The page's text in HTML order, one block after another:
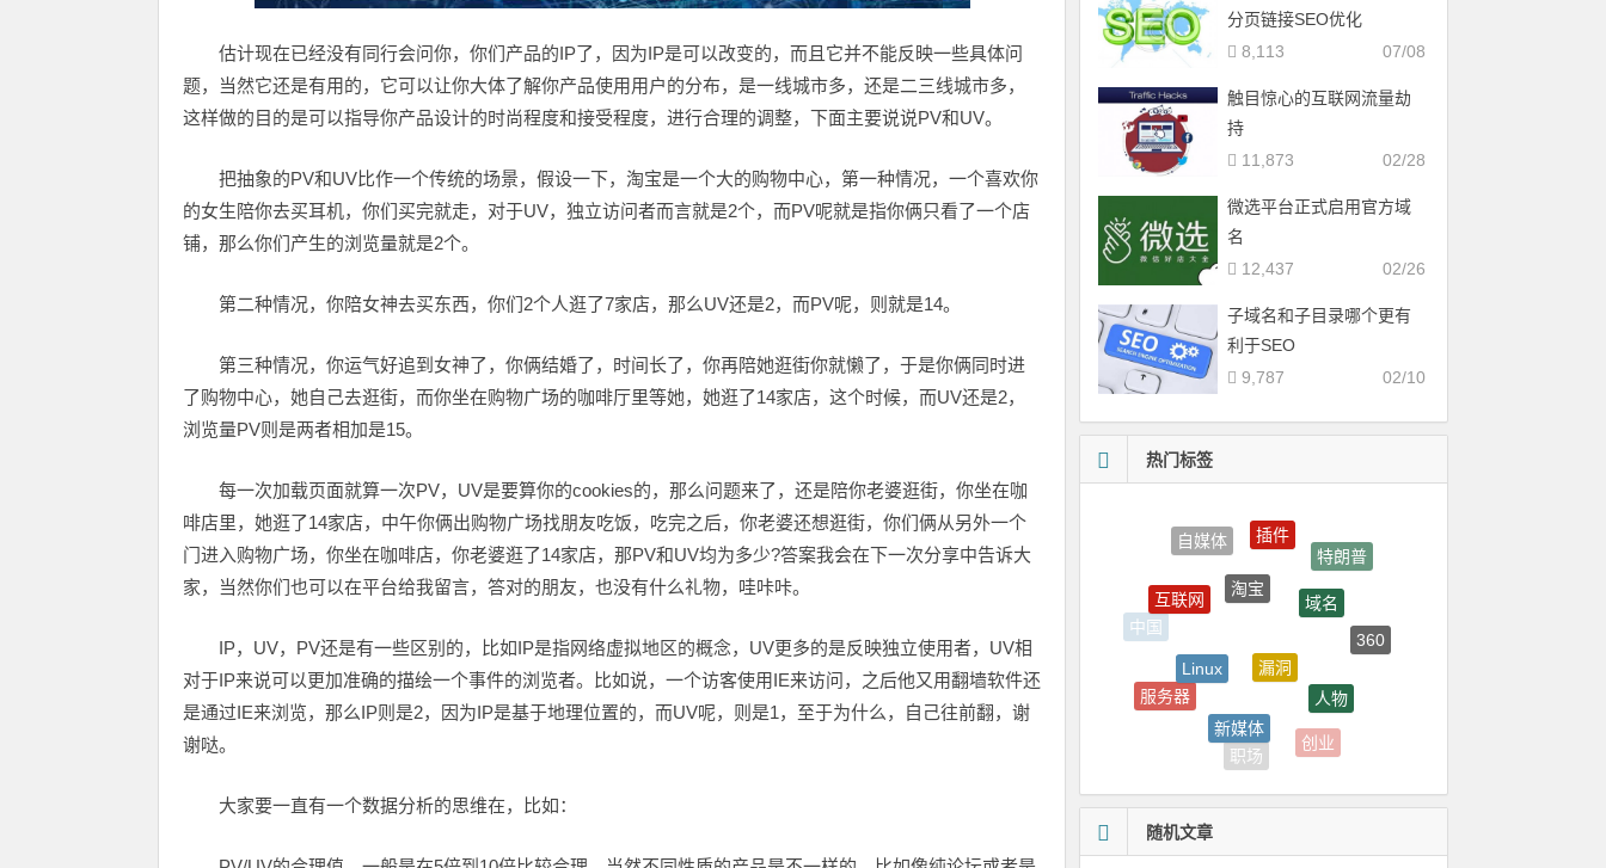
估计现在已经没有同行会问你，你们产品的IP了，因为IP是可以改变的，而且它并不能反映一些具体问
题，当然它还是有用的，它可以让你大体了解你产品使用用户的分布，是一线城市多，还是二三线城市多，
这样做的目的是可以指导你产品设计的时尚程度和接受程度，进行合理的调整，下面主要说说PV和UV。
把抽象的PV和UV比作一个传统的场景，假设一下，淘宝是一个大的购物中心，第一种情况，一个喜欢你
的女生陪你去买耳机，你们买完就走，对于UV，独立访问者而言就是2个，而PV呢就是指你俩只看了一个店
铺，那么你们产生的浏览量就是2个。
第二种情况，你陪女神去买东西，你们2个人逛了7家店，那么UV还是2，而PV呢，则就是14。
第三种情况，你运气好追到女神了，你俩结婚了，时间长了，你再陪她逛街你就懒了，于是你俩同时进
了购物中心，她自己去逛街，而你坐在购物广场的咖啡厅里等她，她逛了14家店，这个时候，而UV还是2，
浏览量PV则是两者相加是15。
每一次加载页面就算一次PV，UV是要算你的cookies的，那么问题来了，还是陪你老婆逛街，你坐在咖
啡店里，她逛了14家店，中午你俩出购物广场找朋友吃饭，吃完之后，你老婆还想逛街，你们俩从另外一个
门进入购物广场，你坐在咖啡店，你老婆逛了14家店，那PV和UV均为多少?答案我会在下一次分享中告诉大
家，当然你们也可以在平台给我留言，答对的朋友，也没有什么礼物，哇咔咔。
IP，UV，PV还是有一些区别的，比如IP是指网络虚拟地区的概念，UV更多的是反映独立使用者，UV相
对于IP来说可以更加准确的描绘一个事件的浏览者。比如说，一个访客使用IE来访问，之后他又用翻墙软件还
是通过IE来浏览，那么IP则是2，因为IP是基于地理位置的，而UV呢，则是1，至于为什么，自己往前翻，谢
谢哒。
大家要一直有一个数据分析的思维在，比如：
分页链接SEO优化
07/08
8,113
触目惊心的互联网流量劫
持
02/28
11,873
微选平台正式启用官方域
名
02/26
12,437
子域名和子目录哪个更有
利于SEO
02/10
9,787
热门标签
插件
特朗普
中国
淘宝
域名
服务器
创业
职场
随机文章